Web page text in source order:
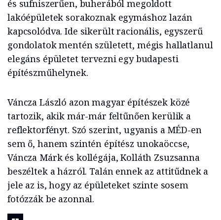
és sufniszerűen, buherából megoldott
lakóépületek sorakoznak egymáshoz lazán
kapcsolódva. Ide sikerült racionális, egyszerű
gondolatok mentén született, mégis hallatlanul
elegáns épületet tervezni egy budapesti
építészműhelynek.
Váncza László azon magyar építészek közé
tartozik, akik már-már feltűnően kerülik a
reflektorfényt. Szó szerint, ugyanis a MÉD-en
sem ő, hanem szintén építész unokaöccse,
Váncza Márk és kollégája, Kolláth Zsuzsanna
beszéltek a házról. Talán ennek az attitűdnek a
jele az is, hogy az épületeket szinte sosem
fotózzák be azonnal.